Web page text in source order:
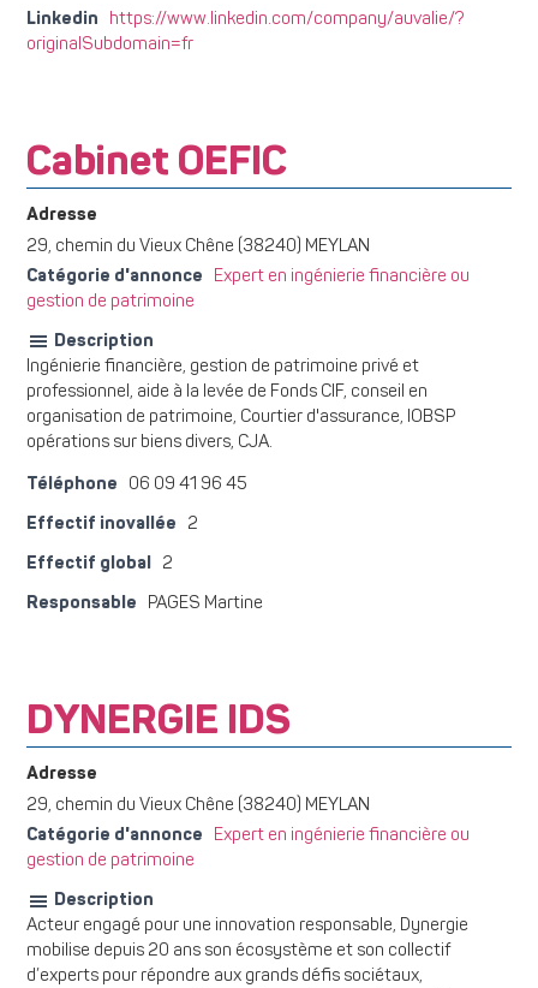
Linkedin
https://www.linkedin.com/company/auvalie/?
originalSubdomain=fr
Cabinet OEFIC
Adresse
29, chemin du Vieux Chêne (38240) MEYLAN
Catégorie d'annonce
Expert en ingénierie financière ou
gestion de patrimoine
Description
Ingénierie financière, gestion de patrimoine privé et
professionnel, aide à la levée de Fonds CIF, conseil en
organisation de patrimoine, Courtier d'assurance, IOBSP
opérations sur biens divers, CJA.
Téléphone 06 09 41 96 45
Effectif inovallée 2
Effectif global 2
Responsable PAGES Martine
DYNERGIE IDS
Adresse
29, chemin du Vieux Chêne (38240) MEYLAN
Catégorie d'annonce
Expert en ingénierie financière ou
gestion de patrimoine
Description
Acteur engagé pour une innovation responsable, Dynergie
mobilise depuis 20 ans son écosystème et son collectif
d’experts pour répondre aux grands défis sociétaux,